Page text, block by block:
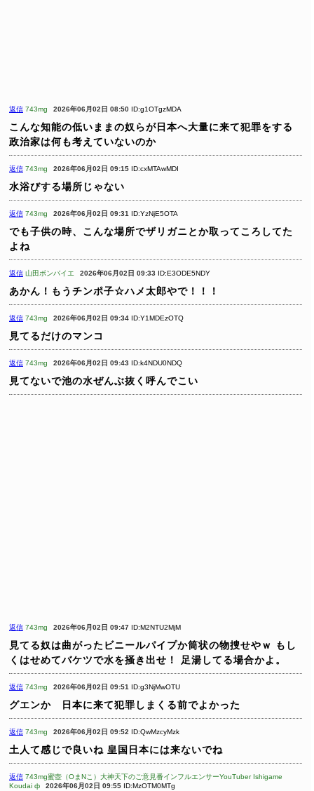
返信 743mg 2026年06月02日 08:50 ID:g1OTgzMDA
こんな知能の低いままの奴らが日本へ大量に来て犯罪をする
政治家は何も考えていないのか
返信 743mg 2026年06月02日 09:15 ID:cxMTAwMDI
水浴びする場所じゃない
返信 743mg 2026年06月02日 09:31 ID:YzNjE5OTA
でも子供の時、こんな場所でザリガニとか取ってころしてた
よね
返信 山田ボンバイエ 2026年06月02日 09:33 ID:E3ODE5NDY
あかん！もうチンポ子☆ハメ太郎やで！！！
返信 743mg 2026年06月02日 09:34 ID:Y1MDEzOTQ
見てるだけのマンコ
返信 743mg 2026年06月02日 09:43 ID:k4NDU0NDQ
見てないで池の水ぜんぶ抜く呼んでこい
返信 743mg 2026年06月02日 09:47 ID:M2NTU2MjM
見てる奴は曲がったビニールパイプか筒状の物捜せやｗ
もし
くはせめてバケツで水を掻き出せ！
足湯してる場合かよ。
返信 743mg 2026年06月02日 09:51 ID:g3NjMwOTU
グエンか 日本に来て犯罪しまくる前でよかった
返信 743mg 2026年06月02日 09:52 ID:QwMzcyMzk
土人て感じで良いね 皇国日本には来ないでね
返信 743mg蜜壺（OまNこ）大神天下のご意見番インフルエンサーYouTuber Ishigame
Koudai ф
2026年06月02日 09:55 ID:MzOTM0MTg